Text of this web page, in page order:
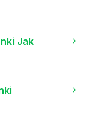
Jak